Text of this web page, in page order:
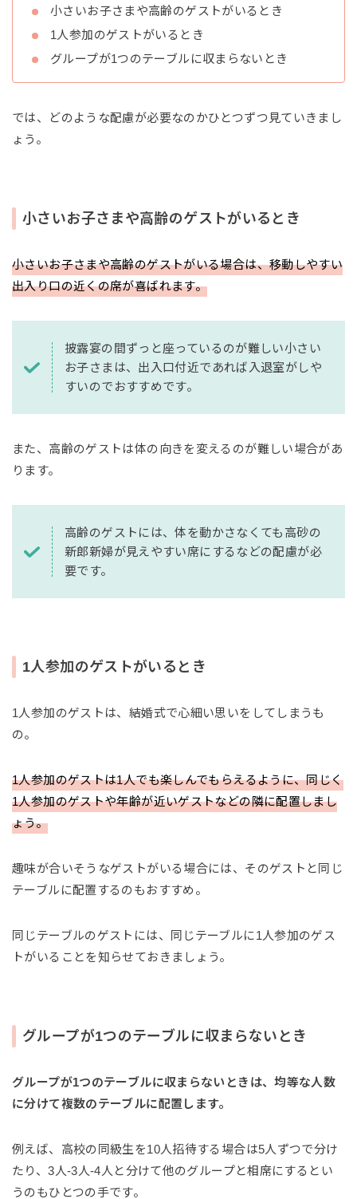
小さいお子さまや高齢のゲストがいるとき
1人参加のゲストがいるとき
グループが1つのテーブルに収まらないとき
では、どのような配慮が必要なのかひとつずつ見ていきまし
ょう。
小さいお子さまや高齢のゲストがいるとき
小さいお子さまや高齢のゲストがいる場合は、移動しやすい
出入り口の近くの席が喜ばれます。
披露宴の間ずっと座っているのが難しい小さい
お子さまは、出入口付近であれば入退室がしや
すいのでおすすめです。
また、高齢のゲストは体の向きを変えるのが難しい場合があ
ります。
高齢のゲストには、体を動かさなくても高砂の
新郎新婦が見えやすい席にするなどの配慮が必
要です。
1人参加のゲストがいるとき
1人参加のゲストは、結婚式で心細い思いをしてしまうも
の。
1人参加のゲストは1人でも楽しんでもらえるように、同じく
1人参加のゲストや年齢が近いゲストなどの隣に配置しまし
ょう。
趣味が合いそうなゲストがいる場合には、そのゲストと同じ
テーブルに配置するのもおすすめ。
同じテーブルのゲストには、同じテーブルに1人参加のゲス
トがいることを知らせておきましょう。
グループが1つのテーブルに収まらないとき
グループが1つのテーブルに収まらないときは、均等な人数
に分けて複数のテーブルに配置します。
例えば、高校の同級生を10人招待する場合は5人ずつで分け
たり、3人-3人-4人と分けて他のグループと相席にするとい
うのもひとつの手です。